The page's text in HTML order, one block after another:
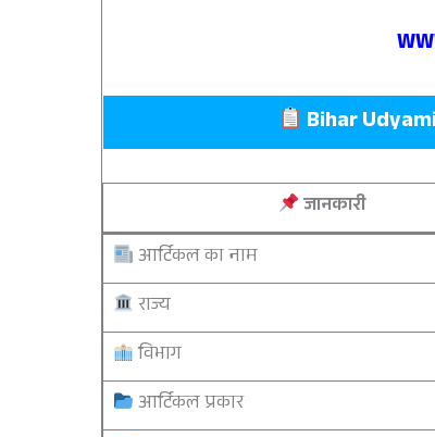
Bihar
जानकारी
आर्टिकल का नाम
राज्य
विभाग
आर्टिकल प्रकार